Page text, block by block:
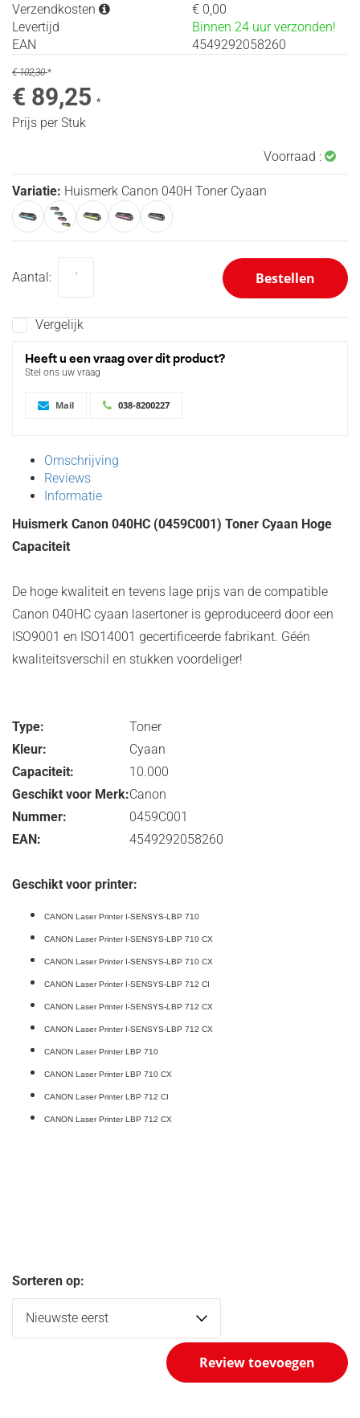
Labeltapes
Verzendkosten
€ 0,00
Levertijd
Binnen 24 uur verzonden!
EAN
4549292058260
€ 102,30*
€ 89,25 *
Prijs per Stuk
Voorraad :
Variatie: Huismerk Canon 040H Toner Cyaan
Aantal: Bestellen
Vergelijk
Heeft u een vraag over dit product?
Stel ons uw vraag
Mail 038-8200227
Omschrijving
Reviews
Informatie
Huismerk Canon 040HC (0459C001) Toner Cyaan Hoge
Capaciteit
De hoge kwaliteit en tevens lage prijs van de compatible
Canon 040HC cyaan lasertoner is geproduceerd door een
ISO9001 en ISO14001 gecertificeerde fabrikant. Géén
kwaliteitsverschil en stukken voordeliger!
Type:
Toner
Kleur:
Cyaan
Capaciteit:
10.000
Geschikt voor Merk:Canon
Nummer:
0459C001
EAN:
4549292058260
Geschikt voor printer:
CANON Laser Printer I-SENSYS-LBP 710
CANON Laser Printer I-SENSYS-LBP 710 CX
CANON Laser Printer I-SENSYS-LBP 710 CX
CANON Laser Printer I-SENSYS-LBP 712 CI
CANON Laser Printer I-SENSYS-LBP 712 CX
CANON Laser Printer I-SENSYS-LBP 712 CX
CANON Laser Printer LBP 710
CANON Laser Printer LBP 710 CX
CANON Laser Printer LBP 712 CI
CANON Laser Printer LBP 712 CX
Sorteren op:
Review toevoegen